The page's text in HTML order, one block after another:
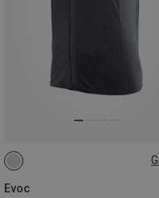
Evoc
M